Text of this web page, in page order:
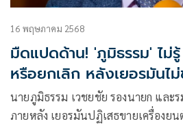
16 พฤษภาคม 2568
มืดแปดด้าน! 'ภูมิธรรม' ไม่รู้
หรือยกเลิก หลังเยอรมันไ
นายภูมิธรรม เวชยชัย รองนายก และ
ภายหลัง เยอรมันปฏิเสธขายเครื่องยน